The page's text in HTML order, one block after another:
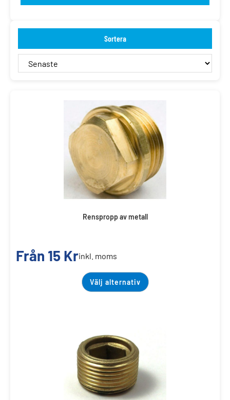
Sortera
Renspropp av metall
Från 15 Krinkl. moms
Välj alternativ